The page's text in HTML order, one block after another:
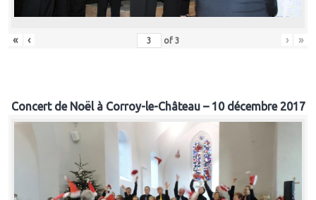
« ‹ of 3 › »
Concert de Noël à Corroy-le-Château – 10 décembre 2017